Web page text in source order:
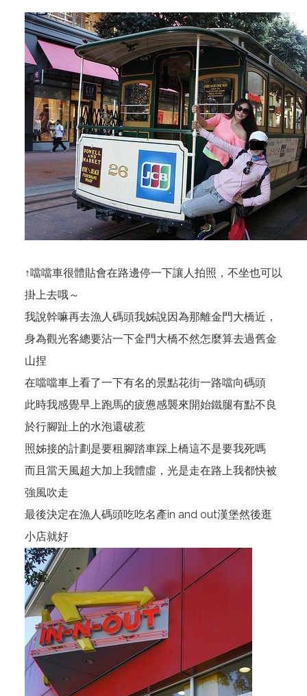
↑噹噹車很體貼會在路邊停一下讓人拍照，不坐也可以
掛上去哦～
我說幹嘛再去漁人碼頭我姊說因為那離金門大橋近，
身為觀光客總要沾一下金門大橋不然怎麼算去過舊金
山捏
在噹噹車上看了一下有名的景點花街一路噹向碼頭
此時我感覺早上跑馬的疲憊感襲來開始鐵腿有點不良
於行腳趾上的水泡還破惹
照姊接的計劃是要租腳踏車踩上橋這不是要我死嗎
而且當天風超大加上我體虛，光是走在路上我都快被
強風吹走
最後決定在漁人碼頭吃吃名產in and out漢堡然後逛
小店就好